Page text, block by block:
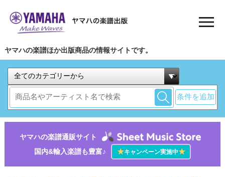
ヤマハの楽譜ほか出版商品の情報サイトです。
条件を追加
ヤマハの楽譜通販サイト
国内&輸入楽譜も豊富♪
★キャンペーン実施中★